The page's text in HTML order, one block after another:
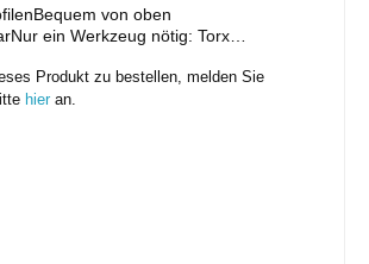
von oben
ein Werkzeug nötig: Torx
einsetzbar für alle RAILs (exkl. RAIL
statischen Kennwerten einer
Produkt zu bestellen, melden Sie
hier an.